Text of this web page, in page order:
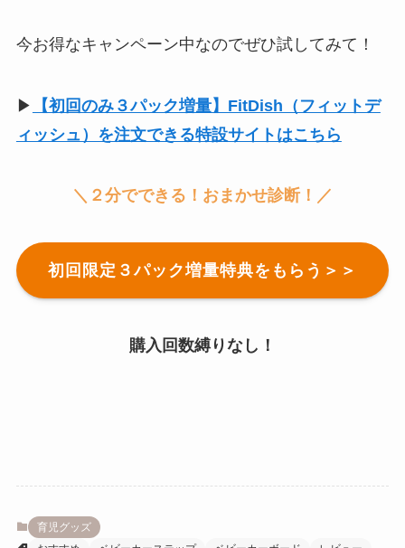
今お得なキャンペーン中なのでぜひ試してみて！
▶
【初回のみ３パック増量】FitDish（フィットデ
ィッシュ）を注文できる特設サイトはこちら
＼２分でできる！おまかせ診断！／
初回限定３パック増量特典をもらう＞＞
購入回数縛りなし！
育児グッズ